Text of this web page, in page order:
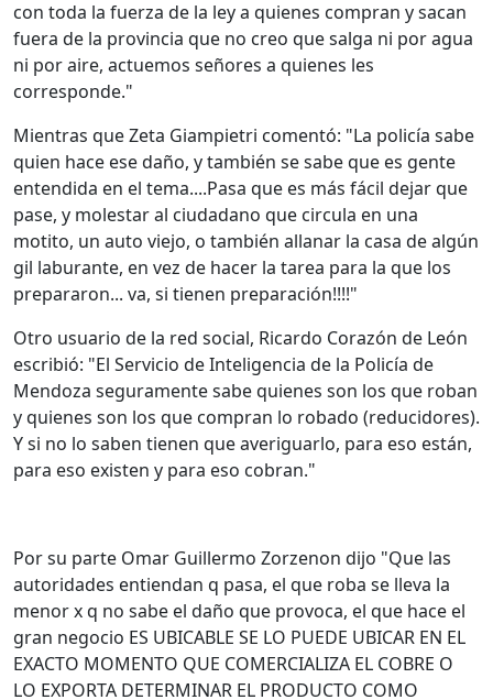
con toda la fuerza de la ley a quienes compran y sacan
fuera de la provincia que no creo que salga ni por agua
ni por aire, actuemos señores a quienes les
corresponde."
Mientras que Zeta Giampietri comentó: "La policía sabe
quien hace ese daño, y también se sabe que es gente
entendida en el tema....Pasa que es más fácil dejar que
pase, y molestar al ciudadano que circula en una
motito, un auto viejo, o también allanar la casa de algún
gil laburante, en vez de hacer la tarea para la que los
prepararon... va, si tienen preparación!!!!"
Otro usuario de la red social, Ricardo Corazón de León
escribió: "El Servicio de Inteligencia de la Policía de
Mendoza seguramente sabe quienes son los que roban
y quienes son los que compran lo robado (reducidores).
Y si no lo saben tienen que averiguarlo, para eso están,
para eso existen y para eso cobran."
Por su parte Omar Guillermo Zorzenon dijo "Que las
autoridades entiendan q pasa, el que roba se lleva la
menor x q no sabe el daño que provoca, el que hace el
gran negocio ES UBICABLE SE LO PUEDE UBICAR EN EL
EXACTO MOMENTO QUE COMERCIALIZA EL COBRE O
LO EXPORTA DETERMINAR EL PRODUCTO COMO